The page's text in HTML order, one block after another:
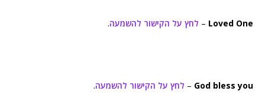
Loved One
– לחץ על הקישור להשמעה.
God bless you
– לחץ על הקישור להשמעה.